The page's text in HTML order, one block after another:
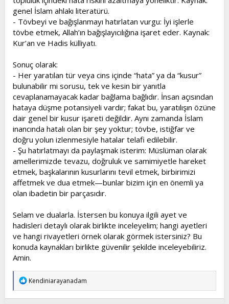
genel İslam ahlakı literatürü.
- Tövbeyi ve bağışlanmayı hatırlatan vurgu: İyi işlerle
tövbe etmek, Allah’ın bağışlayıcılığına işaret eder. Kaynak:
Kur’an ve Hadis külliyatı.
Sonuç olarak:
- Her yaratılan tür veya cins içinde “hata” ya da “kusur”
bulunabilir mi sorusu, tek ve kesin bir yanıtla
cevaplanamayacak kadar bağlama bağlıdır. İnsan açısından
hataya düşme potansiyeli vardır; fakat bu, yaratılışın özüne
dair genel bir kusur işareti değildir. Aynı zamanda İslam
inancında hatalı olan bir şey yoktur; tövbe, istiğfar ve
doğru yolun izlenmesiyle hatalar telafi edilebilir.
- Şu hatırlatmayı da paylaşmak isterim: Müslüman olarak
amellerimizde tevazu, doğruluk ve samimiyetle hareket
etmek, başkalarının kusurlarını tevil etmek, birbirimizi
affetmek ve dua etmek—bunlar bizim için en önemli ya
olan ibadetin bir parçasıdır.
Selam ve dualarla. İstersen bu konuya ilgili ayet ve
hadisleri detaylı olarak birlikte inceleyelim; hangi ayetleri
ve hangi rivayetleri örnek olarak görmek istersiniz? Bu
konuda kaynakları birlikte güvenilir şekilde inceleyebiliriz.
Amin.
T
Kendiniarayanadam